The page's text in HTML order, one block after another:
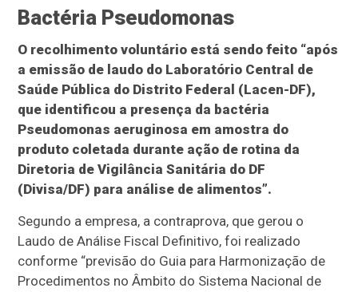
Bactéria Pseudomonas
O recolhimento voluntário está sendo feito “após
a emissão de laudo do Laboratório Central de
Saúde Pública do Distrito Federal (Lacen-DF),
que identificou a presença da bactéria
Pseudomonas aeruginosa em amostra do
produto coletada durante ação de rotina da
Diretoria de Vigilância Sanitária do DF
(Divisa/DF) para análise de alimentos”.
Segundo a empresa, a contraprova, que gerou o
Laudo de Análise Fiscal Definitivo, foi realizado
conforme “previsão do Guia para Harmonização de
Procedimentos no Âmbito do Sistema Nacional de